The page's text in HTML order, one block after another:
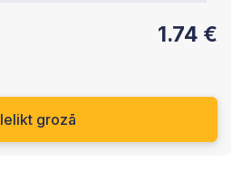
1.74 €
Ielikt grozā